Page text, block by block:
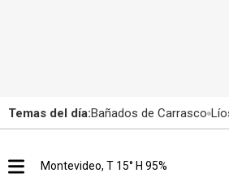
Temas del día:Bañados de Carrasco
Montevideo, T 15° H 95%